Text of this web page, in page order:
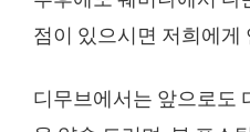
점이 있으시면 저희에게
디무브에서는 앞으로도